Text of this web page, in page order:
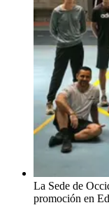
La Sede de
promoción en